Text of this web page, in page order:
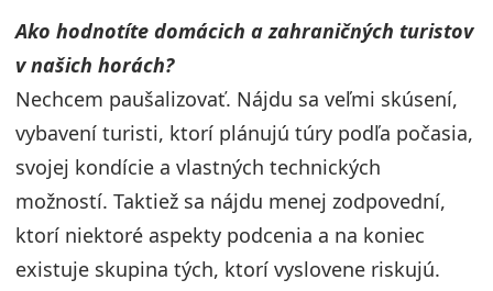
Ako hodnotíte domácich a zahraničných turistov
v našich horách?
Nechcem paušalizovať. Nájdu sa veľmi skúsení,
vybavení turisti, ktorí plánujú túry podľa počasia,
svojej kondície a vlastných technických
možností. Taktiež sa nájdu menej zodpovední,
ktorí niektoré aspekty podcenia a na koniec
existuje skupina tých, ktorí vyslovene riskujú.